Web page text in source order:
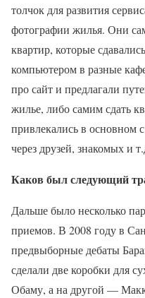
толчок для развития
фотографии жилья. Они
квартир, которые
компьютером в разные
про сайт и предлагали
жилье, либо самим сдать
привлекались в
через друзей, знакомых и
Каков был следующий
Дальше было несколько
приемов. В 2008 году в
предвыборные дебаты
сделали две коробки для
Обаму, а на другой —